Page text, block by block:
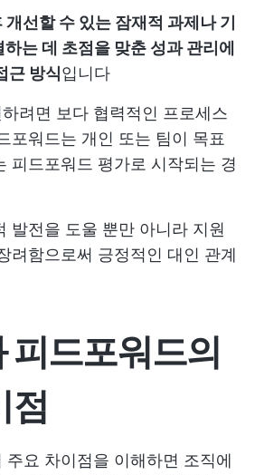
개선할 수 있는 잠재적 과제나 기
는 데 초점을 맞춘 성과 관리에
근 방식입니다
려면 보다 협력적인 프로세스
포워드는 개인 또는 팀이 목표
피드포워드 평가로 시작되는 경
발전을 도울 뿐만 아니라 지원
려함으로써 긍정적인 대인 관계
피드포워드의
점
주요 차이점을 이해하면 조직에